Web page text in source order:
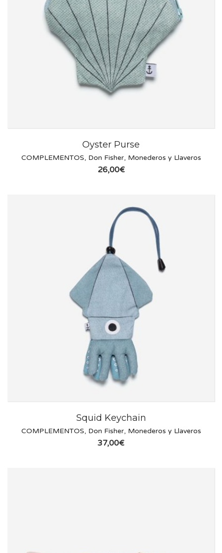
Oyster Purse
COMPLEMENTOS, Don Fisher, Monederos y Llaveros
26,00€
Squid Keychain
COMPLEMENTOS, Don Fisher, Monederos y Llaveros
37,00€